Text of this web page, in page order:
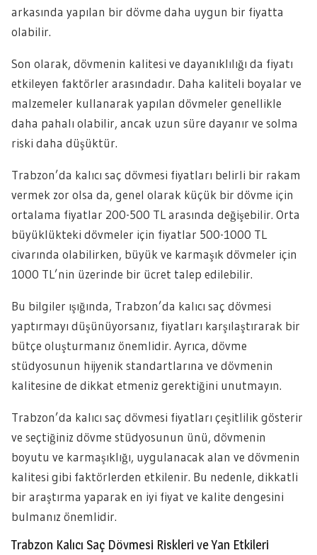
arkasında yapılan bir dövme daha uygun bir fiyatta
olabilir.
Son olarak, dövmenin kalitesi ve dayanıklılığı da fiyatı
etkileyen faktörler arasındadır. Daha kaliteli boyalar ve
malzemeler kullanarak yapılan dövmeler genellikle
daha pahalı olabilir, ancak uzun süre dayanır ve solma
riski daha düşüktür.
Trabzon’da kalıcı saç dövmesi fiyatları belirli bir rakam
vermek zor olsa da, genel olarak küçük bir dövme için
ortalama fiyatlar 200-500 TL arasında değişebilir. Orta
büyüklükteki dövmeler için fiyatlar 500-1000 TL
civarında olabilirken, büyük ve karmaşık dövmeler için
1000 TL’nin üzerinde bir ücret talep edilebilir.
Bu bilgiler ışığında, Trabzon’da kalıcı saç dövmesi
yaptırmayı düşünüyorsanız, fiyatları karşılaştırarak bir
bütçe oluşturmanız önemlidir. Ayrıca, dövme
stüdyosunun hijyenik standartlarına ve dövmenin
kalitesine de dikkat etmeniz gerektiğini unutmayın.
Trabzon’da kalıcı saç dövmesi fiyatları çeşitlilik gösterir
ve seçtiğiniz dövme stüdyosunun ünü, dövmenin
boyutu ve karmaşıklığı, uygulanacak alan ve dövmenin
kalitesi gibi faktörlerden etkilenir. Bu nedenle, dikkatli
bir araştırma yaparak en iyi fiyat ve kalite dengesini
bulmanız önemlidir.
Trabzon Kalıcı Saç Dövmesi Riskleri ve Yan Etkileri